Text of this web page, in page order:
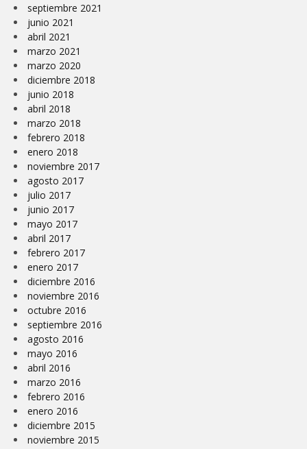
septiembre 2021
junio 2021
abril 2021
marzo 2021
marzo 2020
diciembre 2018
junio 2018
abril 2018
marzo 2018
febrero 2018
enero 2018
noviembre 2017
agosto 2017
julio 2017
junio 2017
mayo 2017
abril 2017
febrero 2017
enero 2017
diciembre 2016
noviembre 2016
octubre 2016
septiembre 2016
agosto 2016
mayo 2016
abril 2016
marzo 2016
febrero 2016
enero 2016
diciembre 2015
noviembre 2015